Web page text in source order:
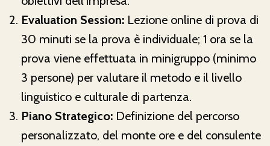
Evaluation Session: Lezione online di prova di
30 minuti se la prova è individuale; 1 ora se la
prova viene effettuata in minigruppo (minimo
3 persone) per valutare il metodo e il livello
linguistico e culturale di partenza.
Piano Strategico: Definizione del percorso
personalizzato, del monte ore e del consulente